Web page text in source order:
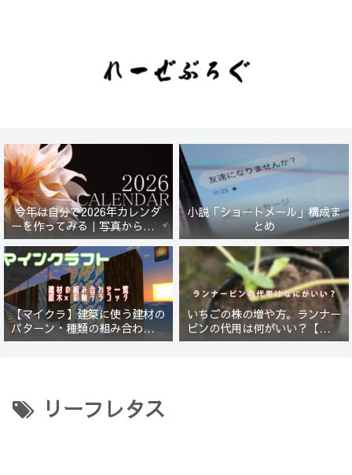
今年は自分で2026年カレンダ
ーを作ってみる｜写真から始ま
る小さなプロジェクト【一灯
花】
小説「ショートメール」構成ま
とめ
【マイクラ】建築に使う建材の
パターン・種類の組み合わせ一
覧！原木×彩釉テラコッタ編
いちごの株の増や方。ランナー
ピンの代用は何がいい？【５年
放置したイチゴは復活するの
リーフレタス